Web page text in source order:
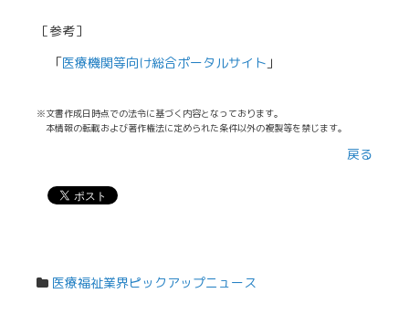
［参考］
「医療機関等向け総合ポータルサイト 」
※文書作成日時点での法令に基づく内容となっております。
本情報の転載および著作権法に定められた条件以外の複製等を禁じます。
戻る
医療福祉業界ピックアップニュース